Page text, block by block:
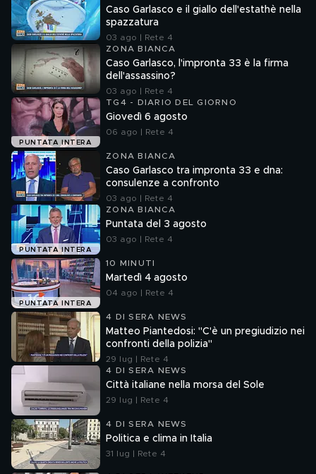
Caso Garlasco e il giallo dell'estathè nella
spazzatura
03 ago | Rete 4
ZONA BIANCA
Caso Garlasco, l'impronta 33 è la firma
dell'assassino?
03 ago | Rete 4
PUNTATA INTERA
TG4 - DIARIO DEL GIORNO
Giovedì 6 agosto
06 ago | Rete 4
ZONA BIANCA
Caso Garlasco tra impronta 33 e dna:
consulenze a confronto
03 ago | Rete 4
PUNTATA INTERA
ZONA BIANCA
Puntata del 3 agosto
03 ago | Rete 4
PUNTATA INTERA
10 MINUTI
Martedì 4 agosto
04 ago | Rete 4
4 DI SERA NEWS
Matteo Piantedosi: "C'è un pregiudizio nei
confronti della polizia"
29 lug | Rete 4
4 DI SERA NEWS
Città italiane nella morsa del Sole
29 lug | Rete 4
4 DI SERA NEWS
Politica e clima in Italia
31 lug | Rete 4